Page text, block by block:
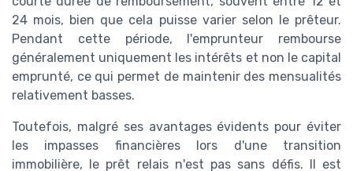
24 mois, bien que cela puisse varier selon le prêteur.
Pendant cette période, l'emprunteur rembourse
généralement uniquement les intérêts et non le capital
emprunté, ce qui permet de maintenir des mensualités
relativement basses.
Toutefois, malgré ses avantages évidents pour éviter
les impasses financières lors d'une transition
immobilière, le prêt relais n'est pas sans défis. Il est